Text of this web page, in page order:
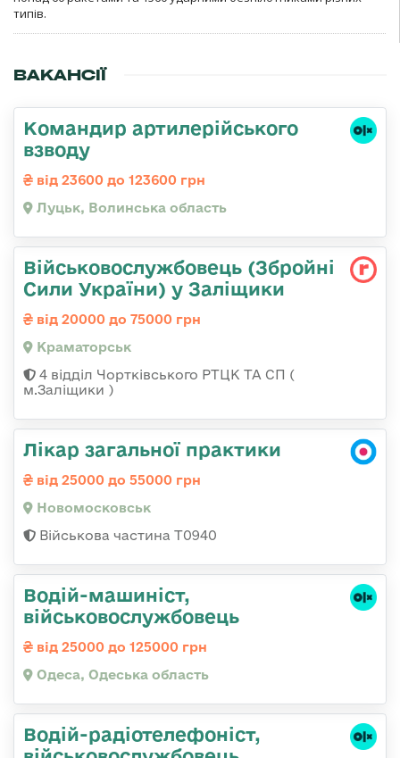
типів.
ВАКАНСІЇ
Командир артилерійського
взводу
від 23600 до 123600 грн
Луцьк, Волинська область
Військовослужбовець (Збройні
Сили України) у Заліщики
від 20000 до 75000 грн
Краматорськ
4 відділ Чортківського РТЦК ТА СП (
м.Заліщики )
Лікар загальної практики
від 25000 до 55000 грн
Новомосковськ
Військова частина Т0940
Водій-машиніст,
військовослужбовець
від 25000 до 125000 грн
Одеса, Одеська область
Водій-радіотелефоніст,